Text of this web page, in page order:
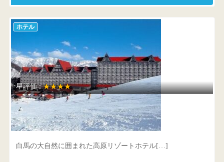
ホテル
星評価 :★★★★
ホテルグリーンプラザ白馬
長野県 北安曇郡小谷村千国乙12860-1
白馬の大自然に囲まれた高原リゾートホテル[…]